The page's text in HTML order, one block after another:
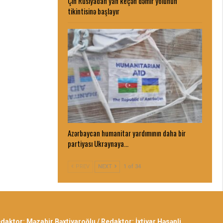
tikintisinə başlayır
Azərbaycan humanitar yardımının daha bir
partiyası Ukraynaya…
PREV NEXT 1 of 34
Məzahir Bəxtiyaroğlu / Redaktor: İxtiyar Həsənli